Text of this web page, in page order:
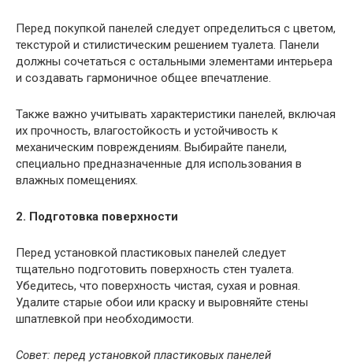
Перед покупкой панелей следует определиться с цветом,
текстурой и стилистическим решением туалета. Панели
должны сочетаться с остальными элементами интерьера
и создавать гармоничное общее впечатление.
Также важно учитывать характеристики панелей, включая
их прочность, влагостойкость и устойчивость к
механическим повреждениям. Выбирайте панели,
специально предназначенные для использования в
влажных помещениях.
2. Подготовка поверхности
Перед установкой пластиковых панелей следует
тщательно подготовить поверхность стен туалета.
Убедитесь, что поверхность чистая, сухая и ровная.
Удалите старые обои или краску и выровняйте стены
шпатлевкой при необходимости.
Совет: перед установкой пластиковых панелей